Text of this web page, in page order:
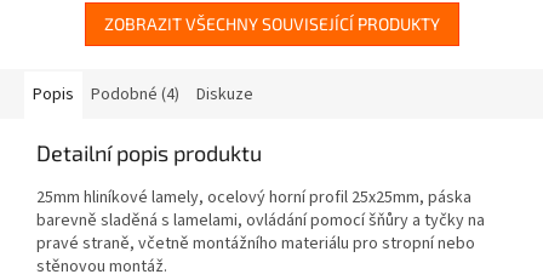
ZOBRAZIT VŠECHNY SOUVISEJÍCÍ PRODUKTY
Popis Podobné (4) Diskuze
Detailní popis produktu
25mm hliníkové lamely, ocelový horní profil 25x25mm, páska
barevně sladěná s lamelami, ovládání pomocí šňůry a tyčky na
pravé straně, včetně montážního materiálu pro stropní nebo
stěnovou montáž.